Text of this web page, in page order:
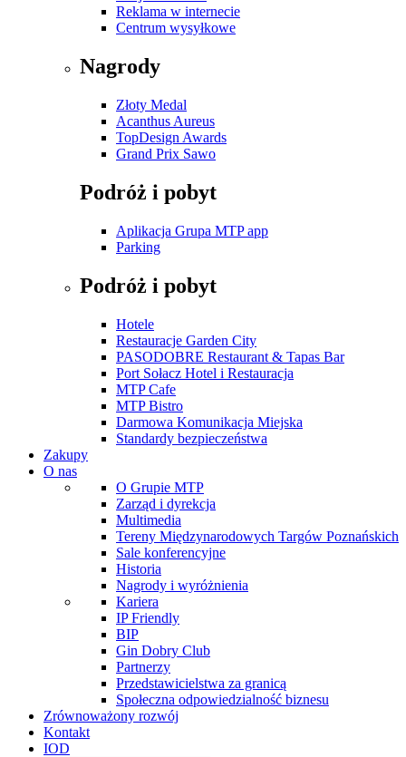
Reklama w internecie
Centrum wysyłkowe
Nagrody
Złoty Medal
Acanthus Aureus
TopDesign Awards
Grand Prix Sawo
Podróż i pobyt
Aplikacja Grupa MTP app
Parking
Podróż i pobyt
Hotele
Restauracje Garden City
PASODOBRE Restaurant & Tapas Bar
Port Sołacz Hotel i Restauracja
MTP Cafe
MTP Bistro
Darmowa Komunikacja Miejska
Standardy bezpieczeństwa
Zakupy
O nas
O Grupie MTP
Zarząd i dyrekcja
Multimedia
Tereny Międzynarodowych Targów Poznańskich
Sale konferencyjne
Historia
Nagrody i wyróżnienia
Kariera
IP Friendly
BIP
Gin Dobry Club
Partnerzy
Przedstawicielstwa za granicą
Społeczna odpowiedzialność biznesu
Zrównoważony rozwój
Kontakt
IOD